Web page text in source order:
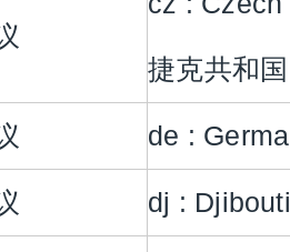
捷克共和国
de :
dj :